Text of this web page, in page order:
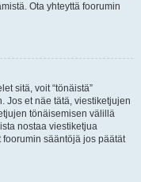
Ota yhteyttä foorumin
sitä, voit “tönäistä”
Jos et näe tätä, viestiketjujen
tönäisemisen välillä
nostaa viestiketjua
sääntöjä jos päätät